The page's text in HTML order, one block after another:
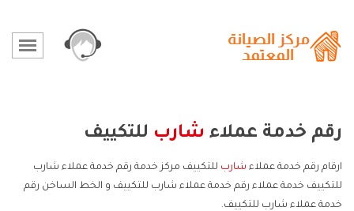
رقم خدمة عملاء شارب للتكييف
ارقام رقم خدمة عملاء شارب للتكييف مركز خدمة رقم خدمة عملاء شارب
للتكييف خدمة عملاء رقم خدمة عملاء شارب للتكييف و الخط الساخن رقم
خدمة عملاء شارب للتكييف.